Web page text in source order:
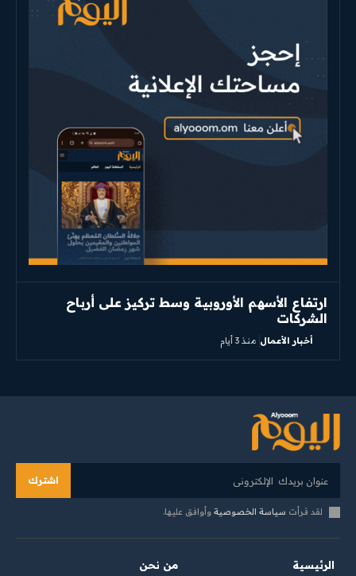
ارتفاع الأسهم الأوروبية وسط تركيز على أرباح
الشركات
أخبار الأعمال منذ 3 أيام
اشترك
لقد قرأت سياسة الخصوصية وأوافق عليها.
الرئيسية من نحن